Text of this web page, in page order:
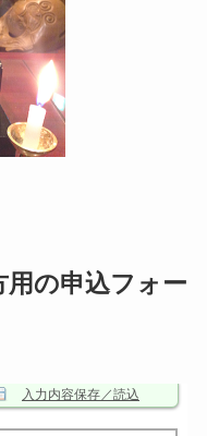
の申込フォー